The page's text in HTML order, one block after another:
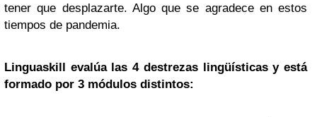
tener que desplazarte. Algo que se agradece en estos
tiempos de pandemia.
Linguaskill evalúa las 4 destrezas lingüísticas y está
formado por 3 módulos distintos: